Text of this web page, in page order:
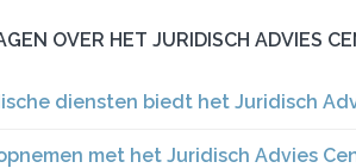
OVER HET JURIDISCH ADVIES
diensten biedt het Juridisch
met het Juridisch Advies